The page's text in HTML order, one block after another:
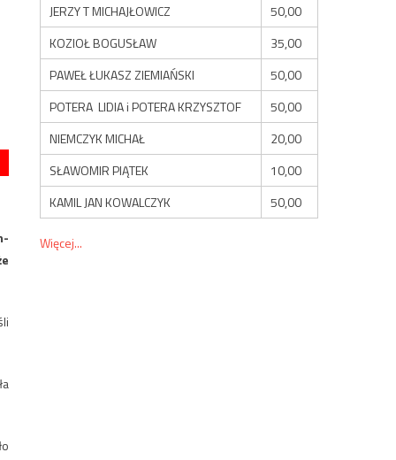
JERZY T MICHAJŁOWICZ
50,00
KOZIOŁ BOGUSŁAW
35,00
PAWEŁ ŁUKASZ ZIEMIAŃSKI
50,00
POTERA LIDIA i POTERA KRZYSZTOF
50,00
NIEMCZYK MICHAŁ
20,00
SŁAWOMIR PIĄTEK
10,00
KAMIL JAN KOWALCZYK
50,00
Więcej...